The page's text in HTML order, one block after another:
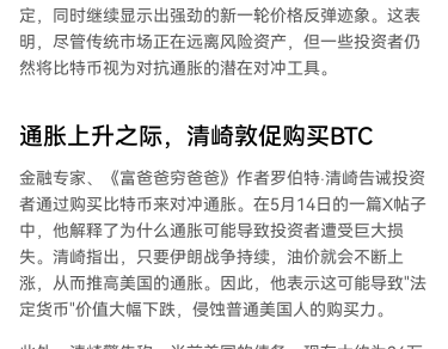
定，同时继续显示出强劲的新一轮价格反弹迹象。这表
明，尽管传统市场正在远离风险资产，但一些投资者仍
然将比特币视为对抗通胀的潜在对冲工具。
通胀上升之际，清崎敦促购买BTC
金融专家、《富爸爸穷爸爸》作者罗伯特·清崎告诫投资
者通过购买比特币来对冲通胀。在5月14日的一篇X帖子
中，他解释了为什么通胀可能导致投资者遭受巨大损
失。清崎指出，只要伊朗战争持续，油价就会不断上
涨，从而推高美国的通胀。因此，他表示这可能导致"法
定货币"价值大幅下跌，侵蚀普通美国人的购买力。